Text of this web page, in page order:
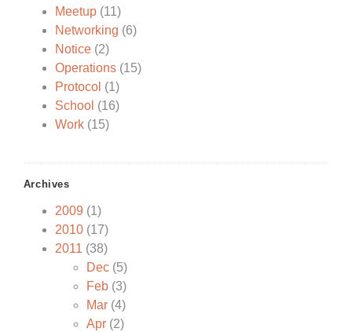
Meetup(11)
Networking (6)
Notice(2)
Operations(15)
Protocol (1)
School (16)
Work(15)
Archives
2009 (1)
2010(17)
2011 (38)
Dec(5)
Feb(3)
Mar(4)
Apr(2)